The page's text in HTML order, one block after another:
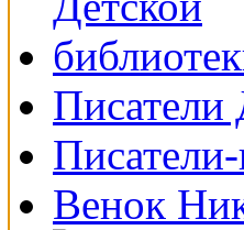
Писатели
Венок